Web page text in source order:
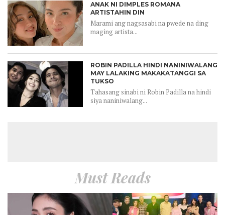
ANAK NI DIMPLES ROMANA
ARTISTAHIN DIN
Marami ang nagsasabi na pwede na ding
maging artista...
ROBIN PADILLA HINDI NANINIWALANG
MAY LALAKING MAKAKATANGGI SA
TUKSO
Tahasang sinabi ni Robin Padilla na hindi
siya naniniwalang...
Must Reads